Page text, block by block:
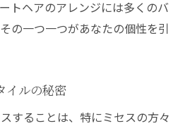
トヘアのアレンジには多くのバ
の一つ一つがあなたの個性を引
イルの秘密
することは、特にミセスの方々